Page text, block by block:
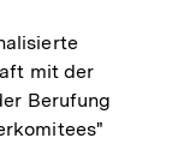
mit der
Berufung